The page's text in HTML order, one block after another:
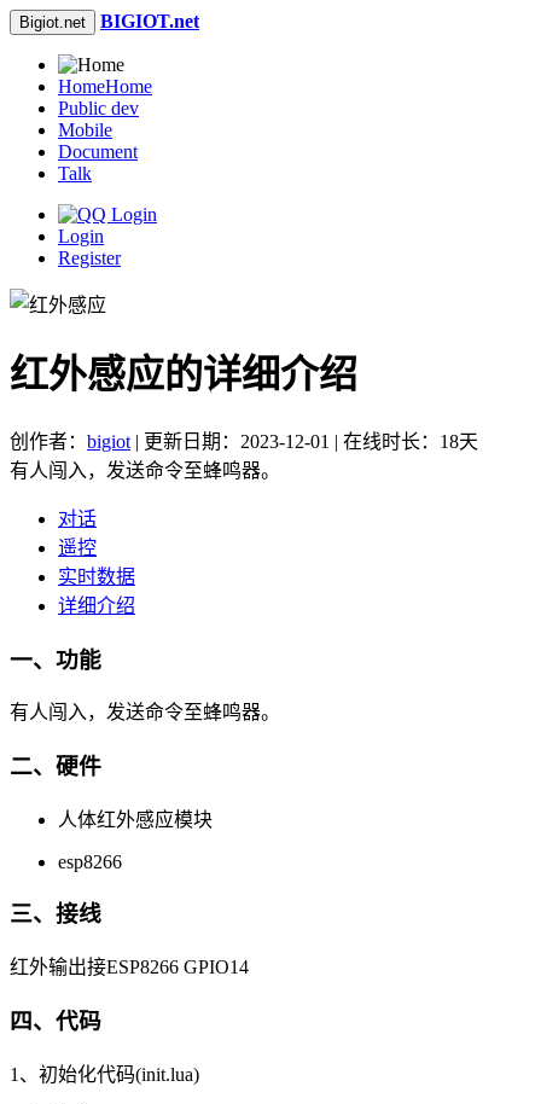
Bigiot.net BIGIOT.net
HomeHome
Public dev
Mobile
Document
Talk
Login
Register
红外感应的详细介绍
创作者： bigiot | 更新日期：2023-12-01 | 在线时长：18天
有人闯入，发送命令至蜂鸣器。
对话
遥控
实时数据
详细介绍
一、功能
有人闯入，发送命令至蜂鸣器。
二、硬件
人体红外感应模块
esp8266
三、接线
红外输出接ESP8266 GPIO14
四、代码
1、初始化代码(init.lua)